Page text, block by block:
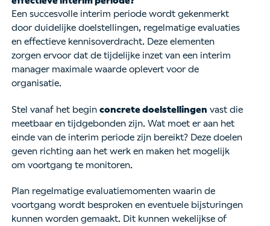
Een succesvolle interim periode wordt gekenmerkt
door duidelijke doelstellingen, regelmatige evaluaties
en effectieve kennisoverdracht. Deze elementen
zorgen ervoor dat de tijdelijke inzet van een interim
manager maximale waarde oplevert voor de
organisatie.
Stel vanaf het beginconcrete doelstellingen vast die
meetbaar en tijdgebonden zijn. Wat moet er aan het
einde van de interim periode zijn bereikt? Deze doelen
geven richting aan het werk en maken het mogelijk
om voortgang te monitoren.
Plan regelmatige evaluatiemomenten waarin de
voortgang wordt besproken en eventuele bijsturingen
kunnen worden gemaakt. Dit kunnen wekelijkse of